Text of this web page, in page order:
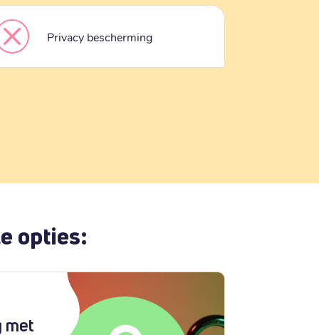
Privacy bescherming
opties:
met